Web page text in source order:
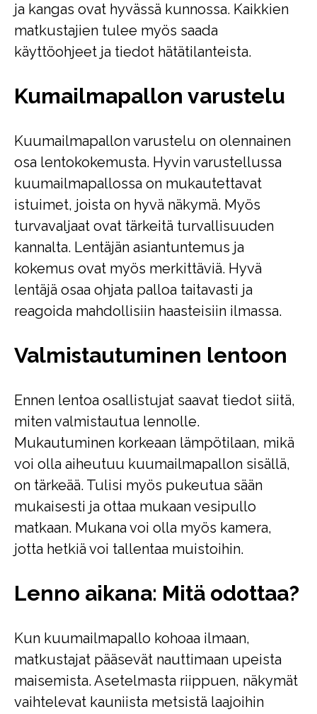
ja kangas ovat hyvässä kunnossa. Kaikkien
matkustajien tulee myös saada
käyttöohjeet ja tiedot hätätilanteista.
Kumailmapallon varustelu
Kuumailmapallon varustelu on olennainen
osa lentokokemusta. Hyvin varustellussa
kuumailmapallossa on mukautettavat
istuimet, joista on hyvä näkymä. Myös
turvavaljaat ovat tärkeitä turvallisuuden
kannalta. Lentäjän asiantuntemus ja
kokemus ovat myös merkittäviä. Hyvä
lentäjä osaa ohjata palloa taitavasti ja
reagoida mahdollisiin haasteisiin ilmassa.
Valmistautuminen lentoon
Ennen lentoa osallistujat saavat tiedot siitä,
miten valmistautua lennolle.
Mukautuminen korkeaan lämpötilaan, mikä
voi olla aiheutuu kuumailmapallon sisällä,
on tärkeää. Tulisi myös pukeutua sään
mukaisesti ja ottaa mukaan vesipullo
matkaan. Mukana voi olla myös kamera,
jotta hetkiä voi tallentaa muistoihin.
Lenno aikana: Mitä odottaa?
Kun kuumailmapallo kohoaa ilmaan,
matkustajat pääsevät nauttimaan upeista
maisemista. Asetelmasta riippuen, näkymät
vaihtelevat kauniista metsistä laajoihin